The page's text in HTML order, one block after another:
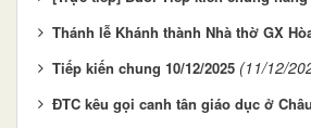
Thánh lễ Khánh thành Nhà thờ GX
Tiếp kiến chung 10/12/2025 (11/12/
ĐTC kêu gọi canh tân giáo dục ở